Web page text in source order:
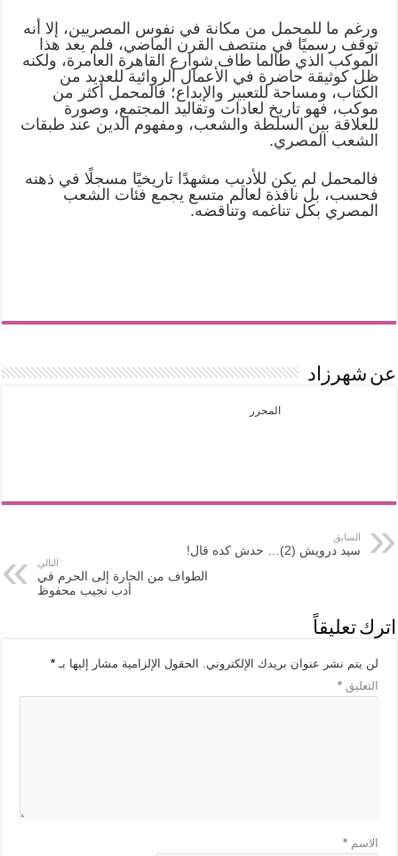
ورغم ما للمحمل من مكانة في نفوس المصريين، إلا أنه
توقف رسميًا في منتصف القرن الماضي، فلم يعد هذا
الموكب الذي طالما طاف شوارع القاهرة العامرة، ولكنه
ظل كوثيقة حاضرة في الأعمال الروائية للعديد من
الكتاب، ومساحة للتعبير والإبداع؛ فالمحمل أكثر من
موكب، فهو تاريخ لعادات وتقاليد المجتمع، وصورة
للعلاقة بين السلطة والشعب، ومفهوم الدين عند طبقات
الشعب المصري.
فالمحمل لم يكن للأديب مشهدًا تاريخيًا مسجلًا في ذهنه
فحسب، بل نافذة لعالم متسع يجمع فئات الشعب
المصري بكل تناغمه وتناقضه.
عن شهرزاد
المحرر
السابق
سيد درويش (2)… حدش كده قال!
التالي
الطواف من الحارة إلى الحرم في
أدب نجيب محفوظ
اترك تعليقاً
لن يتم نشر عنوان بريدك الإلكتروني. الحقول الإلزامية مشار إليها بـ*
التعليق*
الاسم*